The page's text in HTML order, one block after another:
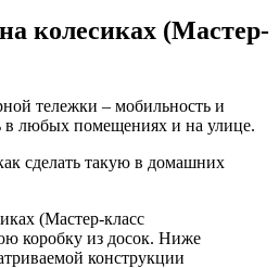
колесиках (Мастер-
тележки – мобильность и
в любых помещениях и на улице.
сделать такую в домашних
коробку из досок. Ниже
конструкции